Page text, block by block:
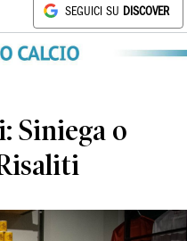
SEGUICI SU DISCOVER
Siniega o